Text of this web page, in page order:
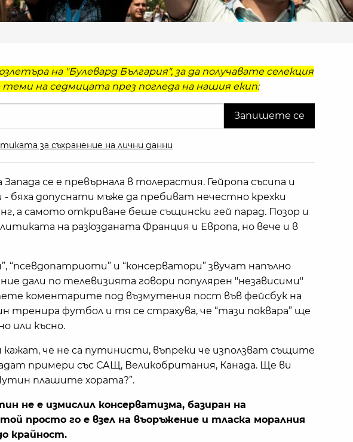
на "Булевард България", за да получавате селекция
на седмицата през погледа на нашия екип:
за съхранение на лични данни
се е превърнала в толерастия. Гейропа съсипа и
бяха допуснати мъже да пребиват нечестно крехки
а самото откриване беше същински гей парад. Позор и
на разюзданата Франция и Европа, но вече и в
“псевдопатриоти” и “консерватори” звучат напълно
дали по телевизията говори популярен "независими"
коментарите под възмутения пост във фейсбук на
тренира футбол и тя се страхува, че “тази поквара” ще
или късно.
че не са путинисти, въпреки че използват същите
примери със САЩ, Великобритания, Канада. Ще ви
плашите хората?”.
не е измислил консерватизма, базиран на
просто го е взел на въоръжение и тласка моралния
крайност.